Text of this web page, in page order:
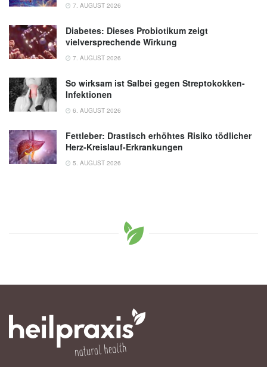
7. AUGUST 2026
Diabetes: Dieses Probiotikum zeigt
vielversprechende Wirkung
7. AUGUST 2026
So wirksam ist Salbei gegen Streptokokken-
Infektionen
6. AUGUST 2026
Fettleber: Drastisch erhöhtes Risiko tödlicher
Herz-Kreislauf-Erkrankungen
5. AUGUST 2026